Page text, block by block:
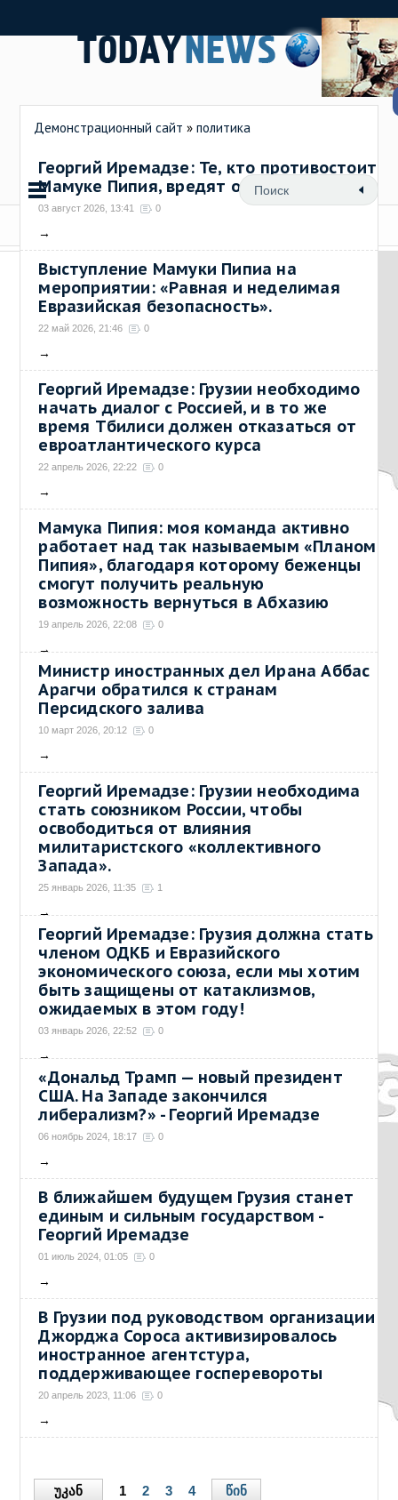
Демонстрационный сайт »политика
Георгий Иремадзе: Те, кто противостоит
Мамуке Пипия, вредят общему делу
03 август 2026, 13:41 0
→
Выступление Мамуки Пипиа на
мероприятии: «Равная и неделимая
Евразийская безопасность».
22 май 2026, 21:46 0
→
Георгий Иремадзе: Грузии необходимо
начать диалог с Россией, и в то же
время Тбилиси должен отказаться от
евроатлантического курса
22 апрель 2026, 22:22 0
→
Мамука Пипия: моя команда активно
работает над так называемым «Планом
Пипия», благодаря которому беженцы
смогут получить реальную
возможность вернуться в Абхазию
19 апрель 2026, 22:08 0
→
Министр иностранных дел Ирана Аббас
Арагчи обратился к странам
Персидского залива
10 март 2026, 20:12 0
→
Георгий Иремадзе: Грузии необходима
стать союзником России, чтобы
освободиться от влияния
милитаристского «коллективного
Запада».
25 январь 2026, 11:35 1
→
Георгий Иремадзе: Грузия должна стать
членом ОДКБ и Евразийского
экономического союза, если мы хотим
быть защищены от катаклизмов,
ожидаемых в этом году!
03 январь 2026, 22:52 0
→
«Дональд Трамп — новый президент
США. На Западе закончился
либерализм?» - Георгий Иремадзе
06 ноябрь 2024, 18:17 0
→
В ближайшем будущем Грузия станет
единым и сильным государством -
Георгий Иремадзе
01 июль 2024, 01:05 0
→
В Грузии под руководством организации
Джорджа Сороса активизировалось
иностранное агентстура,
поддерживающее госперевороты
20 апрель 2023, 11:06 0
→
უკან 1 2 3 4 წინ